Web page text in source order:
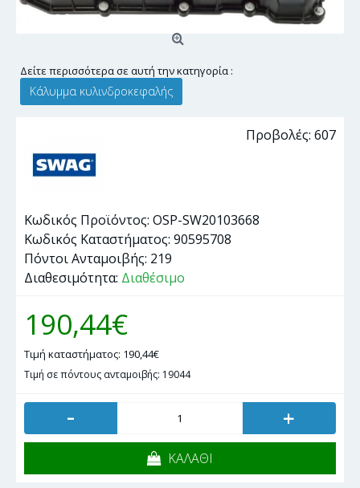
Δείτε περισσότερα σε αυτή την κατηγορία :
Κάλυμμα κυλινδροκεφαλής
Προβολές: 607
Κωδικός Προϊόντος: OSP-SW20103668
Κωδικός Καταστήματος: 90595708
Πόντοι Ανταμοιβής: 219
Διαθεσιμότητα: Διαθέσιμο
190,44€
Τιμή καταστήματος: 190,44€
Τιμή σε πόντους ανταμοιβής: 19044
- +
ΚΑΛΑΘΙ